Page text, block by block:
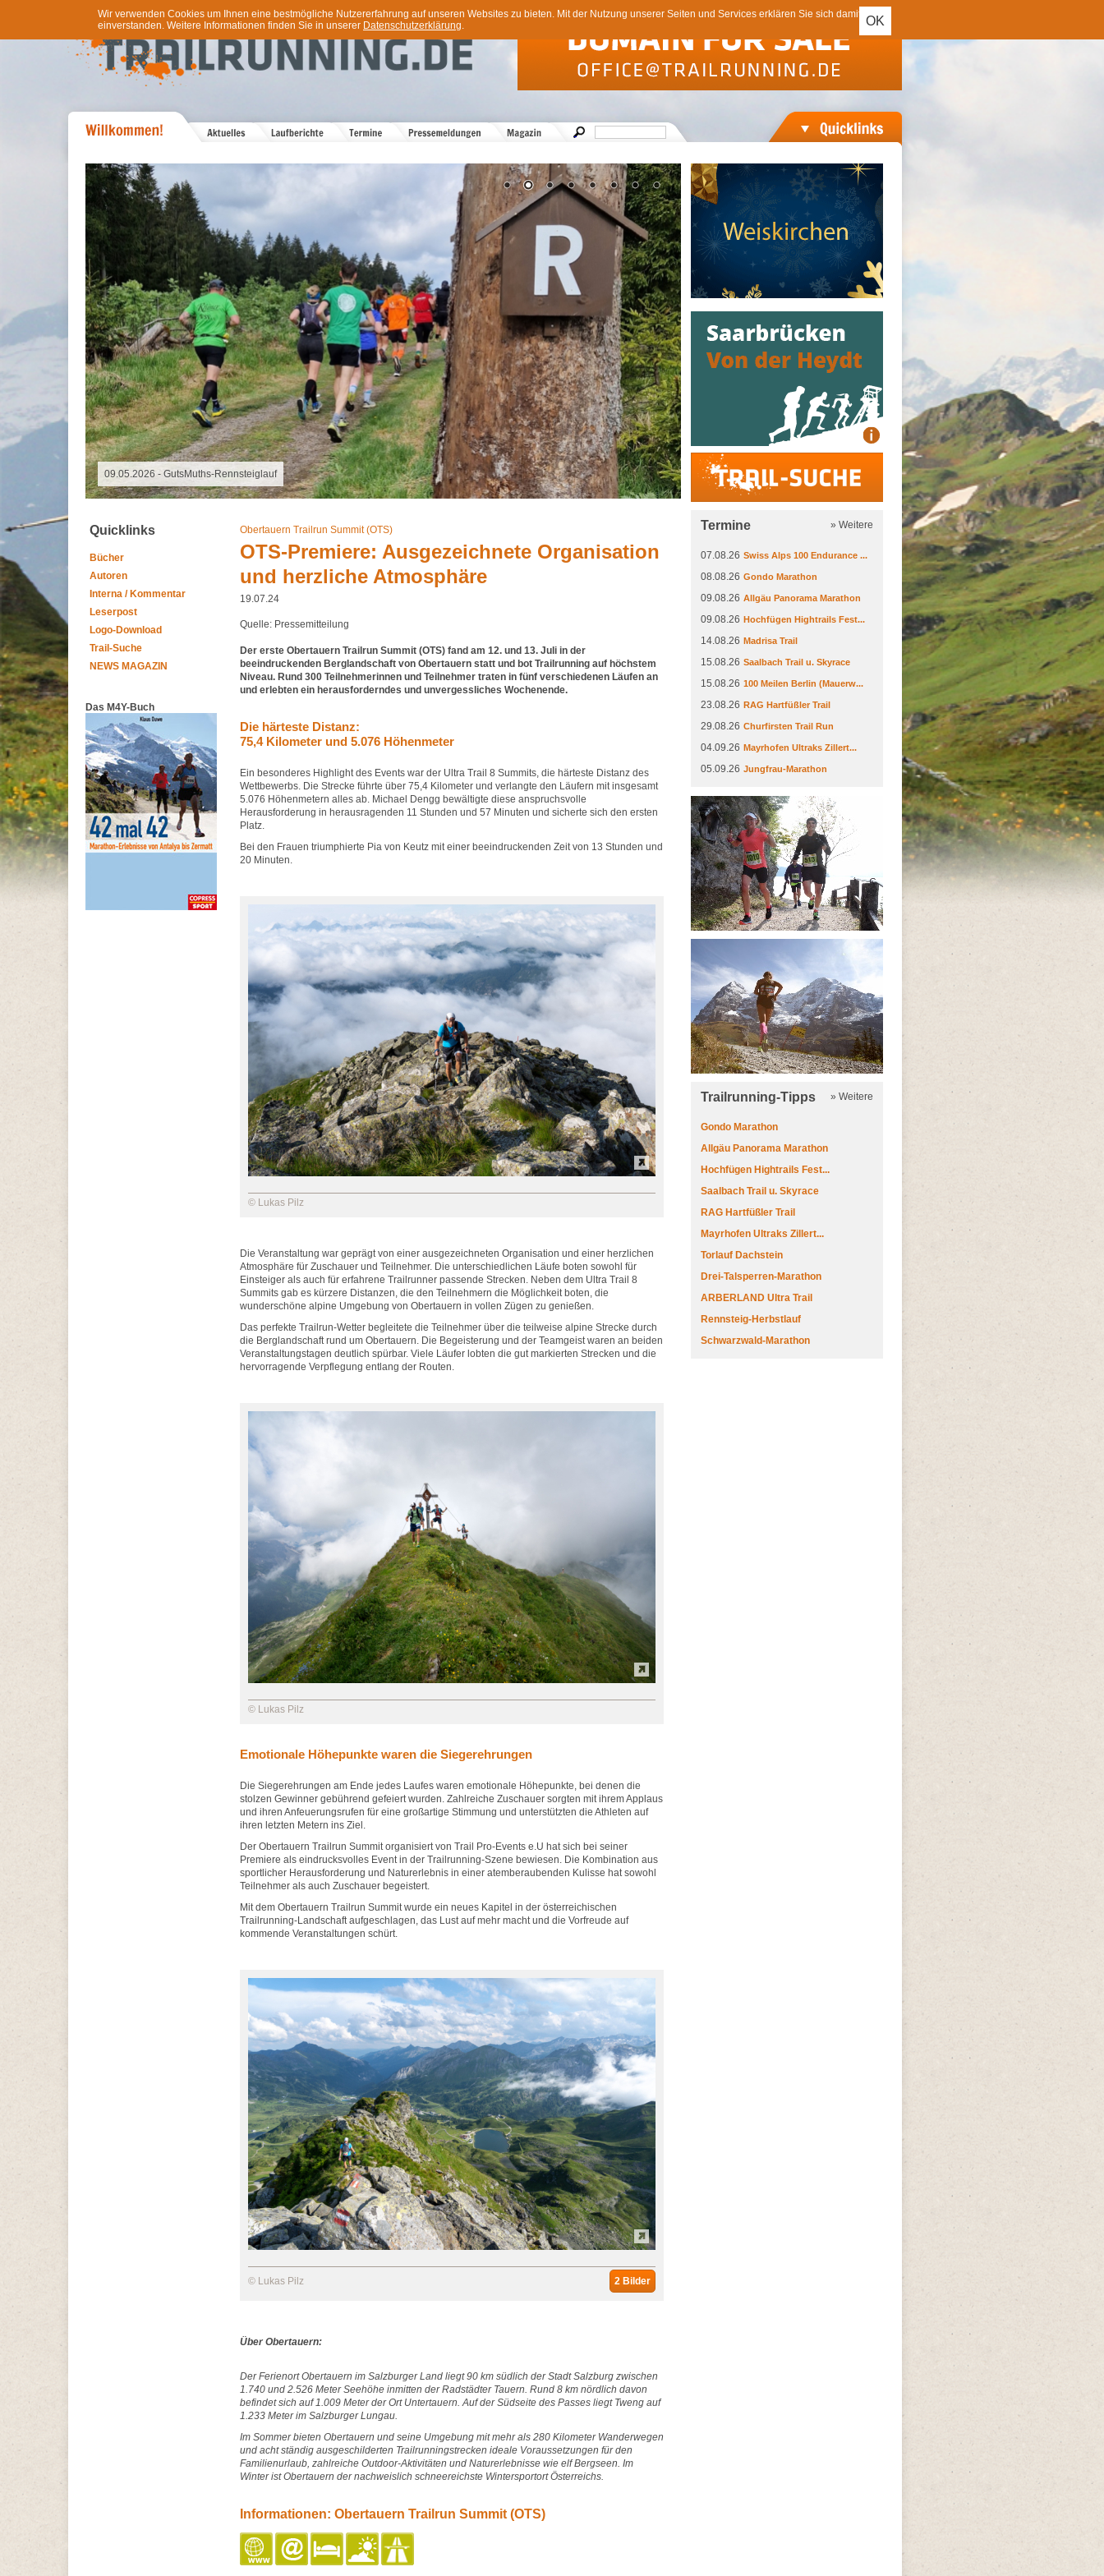
OK
Wir verwenden Cookies um Ihnen eine bestmögliche Nutzererfahrung auf unseren Websites zu bieten. Mit der Nutzung unserer Seiten und Services erklären Sie sich damit
einverstanden. Weitere Informationen finden Sie in unserer Datenschutzerklärung.
07.08.2026 - Special Event
Trail-Suche
Quicklinks
Bücher
Autoren
Interna / Kommentar
Leserpost
Logo-Download
Trail-Suche
NEWS MAGAZIN
Das M4Y-Buch
Obertauern Trailrun Summit (OTS)
OTS-Premiere: Ausgezeichnete Organisation
und herzliche Atmosphäre
19.07.24
Quelle: Pressemitteilung
Der erste Obertauern Trailrun Summit (OTS) fand am 12. und 13. Juli in der
beeindruckenden Berglandschaft von Obertauern statt und bot Trailrunning auf höchstem
Niveau. Rund 300 Teilnehmerinnen und Teilnehmer traten in fünf verschiedenen Läufen an
und erlebten ein herausforderndes und unvergessliches Wochenende.
Die härteste Distanz:
75,4 Kilometer und 5.076 Höhenmeter
Ein besonderes Highlight des Events war der Ultra Trail 8 Summits, die härteste Distanz des
Wettbewerbs. Die Strecke führte über 75,4 Kilometer und verlangte den Läufern mit insgesamt
5.076 Höhenmetern alles ab. Michael Dengg bewältigte diese anspruchsvolle
Herausforderung in herausragenden 11 Stunden und 57 Minuten und sicherte sich den ersten
Platz.
Bei den Frauen triumphierte Pia von Keutz mit einer beeindruckenden Zeit von 13 Stunden und
20 Minuten.
© Lukas Pilz
Die Veranstaltung war geprägt von einer ausgezeichneten Organisation und einer herzlichen
Atmosphäre für Zuschauer und Teilnehmer. Die unterschiedlichen Läufe boten sowohl für
Einsteiger als auch für erfahrene Trailrunner passende Strecken. Neben dem Ultra Trail 8
Summits gab es kürzere Distanzen, die den Teilnehmern die Möglichkeit boten, die
wunderschöne alpine Umgebung von Obertauern in vollen Zügen zu genießen.
Das perfekte Trailrun-Wetter begleitete die Teilnehmer über die teilweise alpine Strecke durch
die Berglandschaft rund um Obertauern. Die Begeisterung und der Teamgeist waren an beiden
Veranstaltungstagen deutlich spürbar. Viele Läufer lobten die gut markierten Strecken und die
hervorragende Verpflegung entlang der Routen.
© Lukas Pilz
Emotionale Höhepunkte waren die Siegerehrungen
Die Siegerehrungen am Ende jedes Laufes waren emotionale Höhepunkte, bei denen die
stolzen Gewinner gebührend gefeiert wurden. Zahlreiche Zuschauer sorgten mit ihrem Applaus
und ihren Anfeuerungsrufen für eine großartige Stimmung und unterstützten die Athleten auf
ihren letzten Metern ins Ziel.
Der Obertauern Trailrun Summit organisiert von Trail Pro-Events e.U hat sich bei seiner
Premiere als eindrucksvolles Event in der Trailrunning-Szene bewiesen. Die Kombination aus
sportlicher Herausforderung und Naturerlebnis in einer atemberaubenden Kulisse hat sowohl
Teilnehmer als auch Zuschauer begeistert.
Mit dem Obertauern Trailrun Summit wurde ein neues Kapitel in der österreichischen
Trailrunning-Landschaft aufgeschlagen, das Lust auf mehr macht und die Vorfreude auf
kommende Veranstaltungen schürt.
© Lukas Pilz 2 Bilder
Über Obertauern:
Der Ferienort Obertauern im Salzburger Land liegt 90 km südlich der Stadt Salzburg zwischen
1.740 und 2.526 Meter Seehöhe inmitten der Radstädter Tauern. Rund 8 km nördlich davon
befindet sich auf 1.009 Meter der Ort Untertauern. Auf der Südseite des Passes liegt Tweng auf
1.233 Meter im Salzburger Lungau.
Im Sommer bieten Obertauern und seine Umgebung mit mehr als 280 Kilometer Wanderwegen
und acht ständig ausgeschilderten Trailrunningstrecken ideale Voraussetzungen für den
Familienurlaub, zahlreiche Outdoor-Aktivitäten und Naturerlebnisse wie elf Bergseen. Im
Winter ist Obertauern der nachweislich schneereichste Wintersportort Österreichs.
Informationen: Obertauern Trailrun Summit (OTS)
Termine » Weitere
07.08.26 Swiss Alps 100 Endurance ...
08.08.26 Gondo Marathon
09.08.26 Allgäu Panorama Marathon
09.08.26 Hochfügen Hightrails Fest...
14.08.26 Madrisa Trail
15.08.26 Saalbach Trail u. Skyrace
15.08.26 100 Meilen Berlin (Mauerw...
23.08.26 RAG Hartfüßler Trail
29.08.26 Churfirsten Trail Run
04.09.26 Mayrhofen Ultraks Zillert...
05.09.26 Jungfrau-Marathon
Trailrunning-Tipps » Weitere
Gondo Marathon
Allgäu Panorama Marathon
Hochfügen Hightrails Fest...
Saalbach Trail u. Skyrace
RAG Hartfüßler Trail
Mayrhofen Ultraks Zillert...
Torlauf Dachstein
Drei-Talsperren-Marathon
ARBERLAND Ultra Trail
Rennsteig-Herbstlauf
Schwarzwald-Marathon